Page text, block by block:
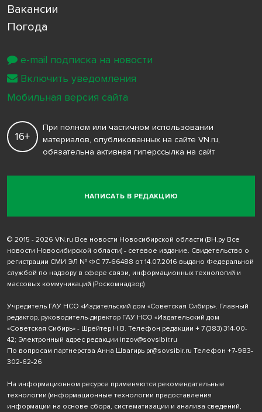
Вакансии
Погода
НАПИСАТЬ В РЕДАКЦИЮ
16+
При полном или частичном использовании
материалов, опубликованных на сайте VN.ru,
обязательна активная гиперссылка на сайт
© 2015 - 2026 VN.ru Все новости Новосибирской области (ВН.ру Все
новости Новосибирской области) - сетевое издание. Свидетельство о
регистрации СМИ ЭЛ № ФС 77-66488 от 14.07.2016 выдано Федеральной
службой по надзору в сфере связи, информационных технологий и
массовых коммуникаций (Роскомнадзор)
Учредитель ГАУ НСО «Издательский дом «Советская Сибирь». Главный
редактор, руководитель-директор ГАУ НСО «Издательский дом
«Советская Сибирь» - Шрейтер Н.В. Телефон редакции + 7 (383) 314-00-
42; Электронный адрес редакции inzov@sovsibir.ru
По вопросам партнерства Анна Швагирь pr@sovsibir.ru Телефон +7-983-
302-62-26
На информационном ресурсе применяются рекомендательные
технологии (информационные технологии предоставления
информации на основе сбора, систематизации и анализа сведений,
e-mail подписка на новости
Включить уведомления
Мобильная версия сайта